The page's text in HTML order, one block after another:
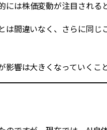
は株価変動が注目される
間違いなく、さらに同
響は大きくなっていくこ